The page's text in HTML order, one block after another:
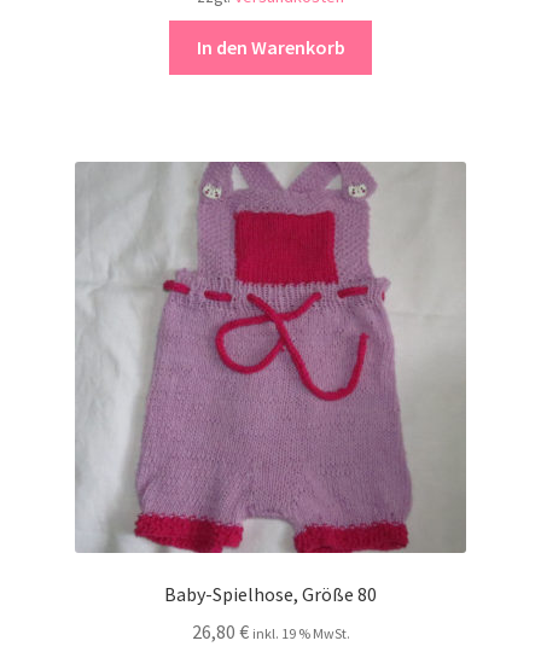
In den Warenkorb
Baby-Spielhose, Größe 80
26,80 € inkl. 19 % MwSt.